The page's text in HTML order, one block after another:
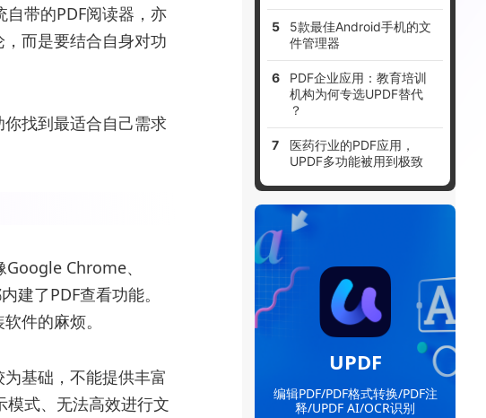
带的PDF阅读器，亦
而是要结合自身对功
找到最适合自己需求
Chrome、
了PDF查看功能。
件的麻烦。
基础，不能提供丰富
模式、无法高效进行文
5款最佳Android手机的文
件管理器
PDF企业应用：教育培训
机构为何专选UPDF替代
？
医药行业的PDF应用，
UPDF多功能被用到极致
UPDF
编辑PDF/PDF格式转换/PDF注
释/UPDF AI/OCR识别